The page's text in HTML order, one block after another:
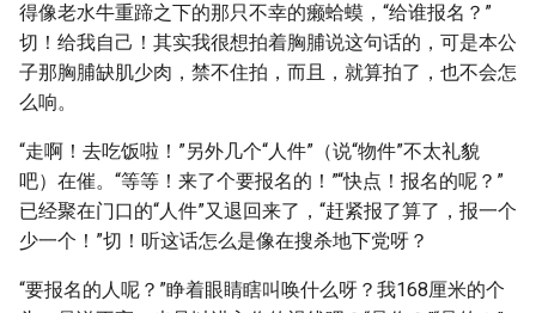
得像老水牛重蹄之下的那只不幸的癞蛤蟆，“给谁报名？”
切！给我自己！其实我很想拍着胸脯说这句话的，可是本公
子那胸脯缺肌少肉，禁不住拍，而且，就算拍了，也不会怎
么响。
“走啊！去吃饭啦！”另外几个“人件”（说“物件”不太礼貌
吧）在催。“等等！来了个要报名的！”“快点！报名的呢？”
已经聚在门口的“人件”又退回来了，“赶紧报了算了，报一个
少一个！”切！听这话怎么是像在搜杀地下党呀？
“要报名的人呢？”睁着眼睛瞎叫唤什么呀？我168厘米的个